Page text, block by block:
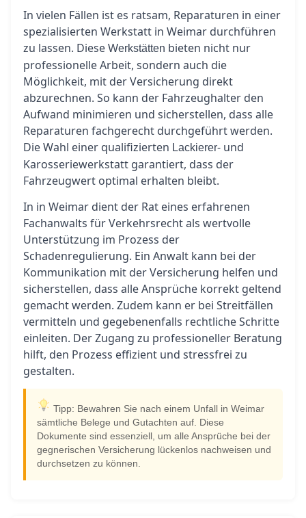
In vielen Fällen ist es ratsam, Reparaturen in einer
spezialisierten Werkstatt in Weimar durchführen
zu lassen. Diese Werkstätten bieten nicht nur
professionelle Arbeit, sondern auch die
Möglichkeit, mit der Versicherung direkt
abzurechnen. So kann der Fahrzeughalter den
Aufwand minimieren und sicherstellen, dass alle
Reparaturen fachgerecht durchgeführt werden.
Die Wahl einer qualifizierten Lackierer- und
Karosseriewerkstatt garantiert, dass der
Fahrzeugwert optimal erhalten bleibt.
In in Weimar dient der Rat eines erfahrenen
Fachanwalts für Verkehrsrecht als wertvolle
Unterstützung im Prozess der
Schadenregulierung. Ein Anwalt kann bei der
Kommunikation mit der Versicherung helfen und
sicherstellen, dass alle Ansprüche korrekt geltend
gemacht werden. Zudem kann er bei Streitfällen
vermitteln und gegebenenfalls rechtliche Schritte
einleiten. Der Zugang zu professioneller Beratung
hilft, den Prozess effizient und stressfrei zu
gestalten.
Tipp: Bewahren Sie nach einem Unfall in Weimar
sämtliche Belege und Gutachten auf. Diese
Dokumente sind essenziell, um alle Ansprüche bei der
gegnerischen Versicherung lückenlos nachweisen und
durchsetzen zu können.